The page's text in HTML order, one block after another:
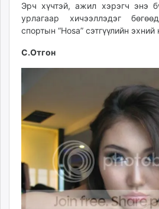
mminfo.mn
ugluu.mn
urlag.mn
unen.mn
asu.mn
shuurhai.mn
unuudur.mn
isee.mn
mglradio.com
itoim.mn
tumen.mn
Эрч хүчтэй, ажил хэрэгч энэ
урлагаар хичээллэдэг
спортын “Hosa” сэтгүүлийн
С.Отгон